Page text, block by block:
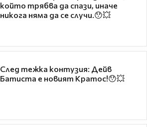
който трябва да спази, иначе
никога няма да се случи.😯💥
След тежка контузия: Дейв
Батиста е новият Кратос!😯💥